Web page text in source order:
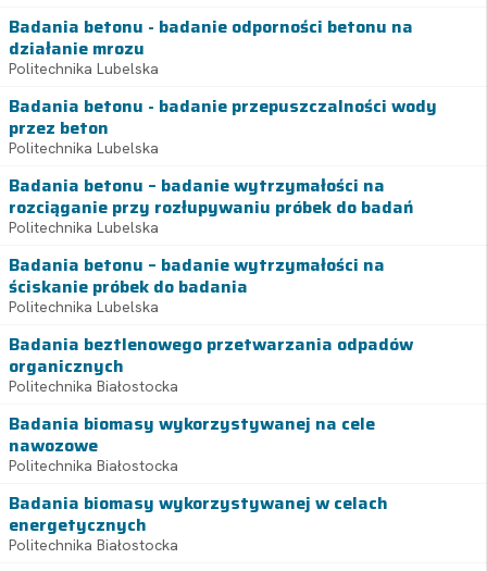
Badania betonu - badanie odporności betonu na
działanie mrozu
Politechnika Lubelska
Badania betonu - badanie przepuszczalności wody
przez beton
Politechnika Lubelska
Badania betonu – badanie wytrzymałości na
rozciąganie przy rozłupywaniu próbek do badań
Politechnika Lubelska
Badania betonu – badanie wytrzymałości na
ściskanie próbek do badania
Politechnika Lubelska
Badania beztlenowego przetwarzania odpadów
organicznych
Politechnika Białostocka
Badania biomasy wykorzystywanej na cele
nawozowe
Politechnika Białostocka
Badania biomasy wykorzystywanej w celach
energetycznych
Politechnika Białostocka